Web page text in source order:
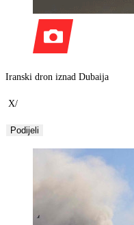
Iranski dron iznad Dubaija
X/
Podijeli